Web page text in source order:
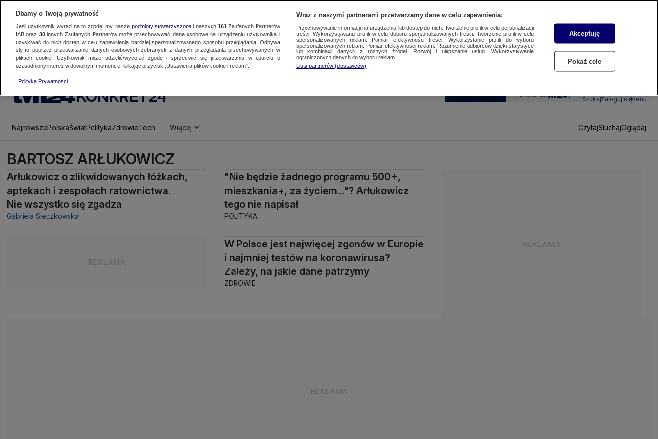
KONKRET24 SUBSKRYBUJ Przejdź do
SzukajZaloguj sięMenu
NajnowszePolskaŚwiatPolitykaZdrowieTech Więcej CzytajSłuchajOglądaj
BARTOSZ ARŁUKOWICZ
Arłukowicz o zlikwidowanych łóżkach,
aptekach i zespołach ratownictwa.
Nie wszystko się zgadza
Gabriela Sieczkowska
"Nie będzie żadnego programu 500+,
mieszkania+, za życiem..."? Arłukowicz
tego nie napisał
POLITYKA
W Polsce jest najwięcej zgonów w Europie
i najmniej testów na koronawirusa?
Zależy, na jakie dane patrzymy
ZDROWIE
Dbamy o Twoją prywatność
Jeśli użytkownik wyrazi na to zgodę, my, nasze podmioty stowarzyszonei naszych 161 Zaufanych Partnerów
IAB oraz 30innych Zaufanych Partnerów może przechowywać dane osobowe na urządzeniu użytkownika i
uzyskiwać do nich dostęp w celu zapewnienia bardziej spersonalizowanego sposobu przeglądania. Odbywa
się to poprzez przetwarzanie danych osobowych zebranych z danych przeglądania przechowywanych w
plikach cookie. Użytkownik może udzielić/wycofać zgodę i sprzeciwić się przetwarzaniu w oparciu o
uzasadniony interes w dowolnym momencie, klikając przycisk „Ustawienia plików cookie i reklam”.
Polityka Prywatności
Wraz z naszymi partnerami przetwarzamy dane w celu zapewnienia:
Przechowywanie informacji na urządzeniu lub dostęp do nich. Tworzenie profili w celu personalizacji
treści. Wykorzystywanie profili w celu doboru spersonalizowanych treści. Tworzenie profili w celu
spersonalizowanych reklam. Pomiar efektywności treści. Wykorzystanie profili do wyboru
spersonalizowanych reklam. Pomiar efektywności reklam. Rozumienie odbiorców dzięki statystyce
lub kombinacji danych z różnych źródeł. Rozwój i ulepszanie usług. Wykorzystywanie
ograniczonych danych do wyboru reklam.
Lista partnerów (dostawców)
Akceptuję
Pokaż cele